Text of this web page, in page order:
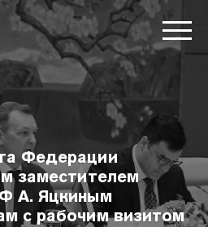
Федерации
заместителем
А. Яцкиным
с рабочим визитом